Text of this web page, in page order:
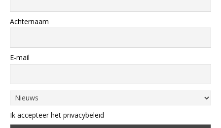
Achternaam
E-mail
Ik accepteer het privacybeleid